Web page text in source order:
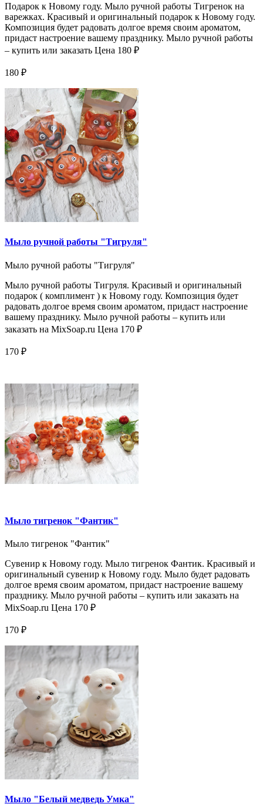
Подарок к Новому году. Мыло ручной работы Тигренок на
варежках. Красивый и оригинальный подарок к Новому году.
Композиция будет радовать долгое время своим ароматом,
придаст настроение вашему празднику. Мыло ручной работы
– купить или заказать Цена 180 ₽
180 ₽
Мыло ручной работы "Тигруля"
Мыло ручной работы "Тигруля"
Мыло ручной работы Тигруля. Красивый и оригинальный
подарок ( комплимент ) к Новому году. Композиция будет
радовать долгое время своим ароматом, придаст настроение
вашему празднику. Мыло ручной работы – купить или
заказать на MixSoap.ru Цена 170 ₽
170 ₽
Мыло тигренок "Фантик"
Мыло тигренок "Фантик"
Сувенир к Новому году. Мыло тигренок Фантик. Красивый и
оригинальный сувенир к Новому году. Мыло будет радовать
долгое время своим ароматом, придаст настроение вашему
празднику. Мыло ручной работы – купить или заказать на
MixSoap.ru Цена 170 ₽
170 ₽
Мыло "Белый медведь Умка"